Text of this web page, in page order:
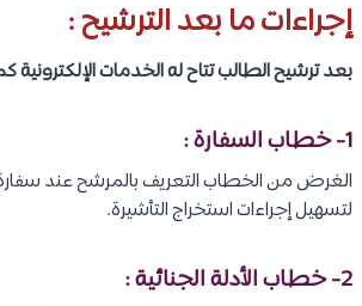
إجراءات ما بعد الترشيح :
بعد ترشيح الطالب تتاح له الخدمات الإلكترونية
1- خطاب السفارة :
الغرض من الخطاب التعريف بالمرشح عند سفارة
لتسهيل إجراءات استخراج التأشيرة.
2- خطاب الأدلة الجنائية :